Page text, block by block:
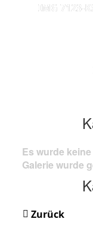
IMG 7123-
Es wurde
Galerie wurde
Zurück